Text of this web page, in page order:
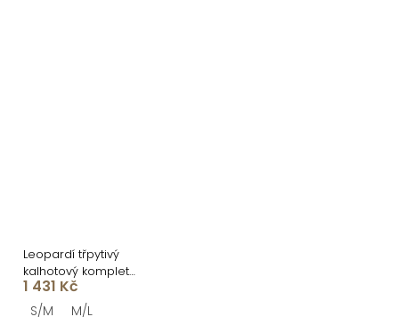
Leopardí třpytivý
kalhotový komplet
KENOTON
1 431 Kč
S/M M/L